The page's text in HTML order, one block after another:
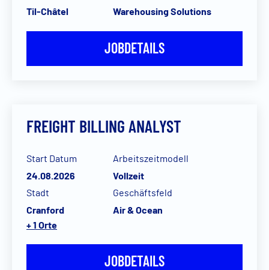
Til-Châtel Warehousing Solutions
JOBDETAILS
FREIGHT BILLING ANALYST
Start Datum
24.08.2026
Arbeitszeitmodell
Vollzeit
Stadt
Cranford
+ 1 Orte
Geschäftsfeld
Air & Ocean
JOBDETAILS